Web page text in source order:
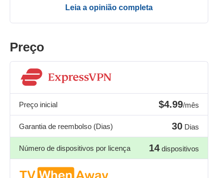
Leia a opinião completa
Preço
Preço inicial $4.99/mês
Garantia de reembolso (Dias) 30 Dias
Número de dispositivos por licença 14 dispositivos